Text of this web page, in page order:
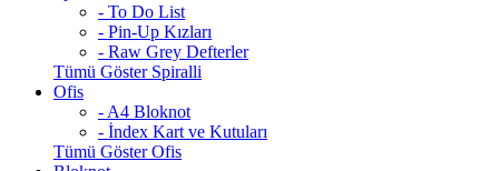
- To Do List
- Pin-Up Kızları
- Raw Grey Defterler
Tümü Göster Spiralli
Ofis
- A4 Bloknot
- İndex Kart ve Kutuları
Tümü Göster Ofis